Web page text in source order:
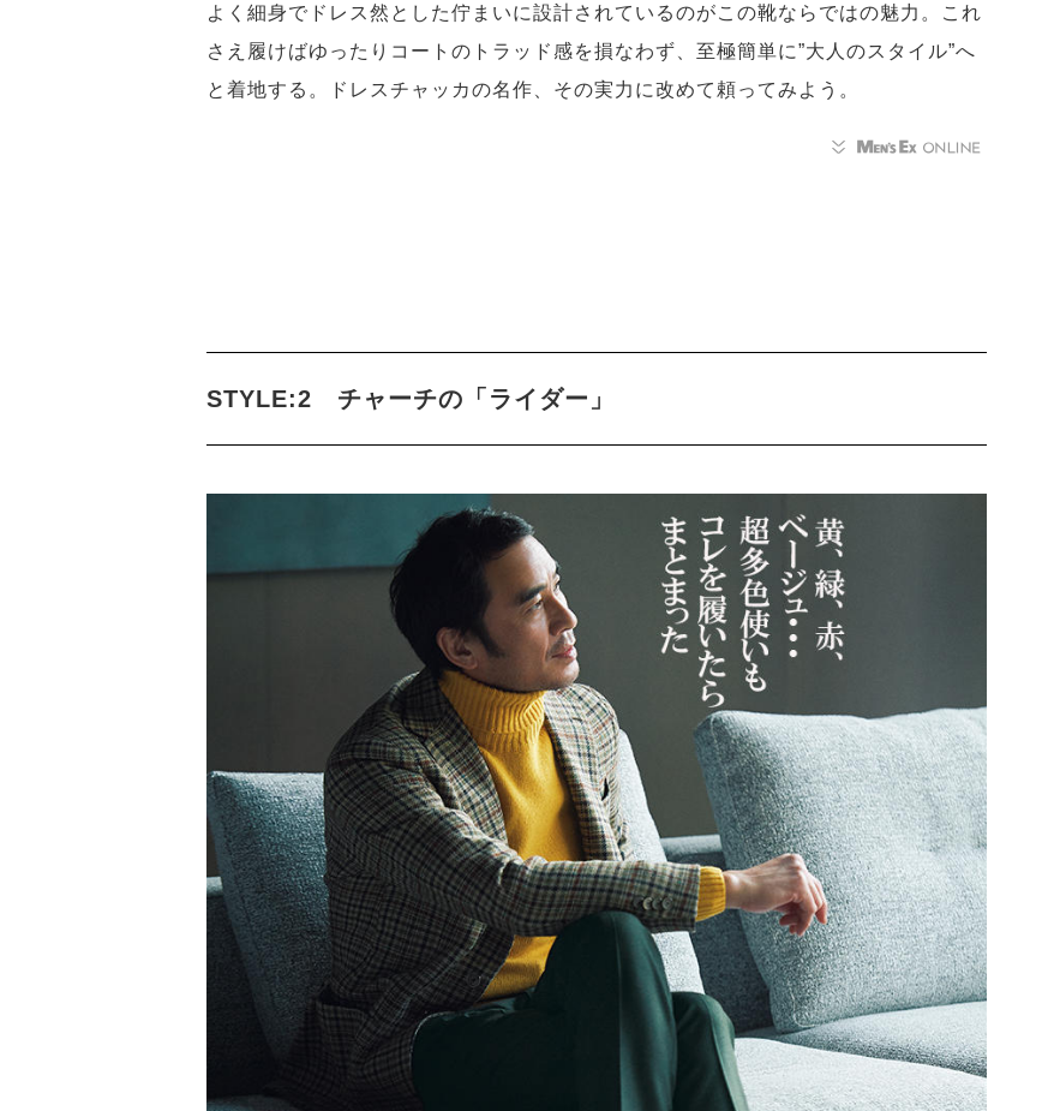
よく細身でドレス然とした佇まいに設計されているのがこの靴ならではの魅力。これ
さえ履けばゆったりコートのトラッド感を損なわず、至極簡単に”大人のスタイル”へ
と着地する。ドレスチャッカの名作、その実力に改めて頼ってみよう。
STYLE:2 チャーチの「ライダー」